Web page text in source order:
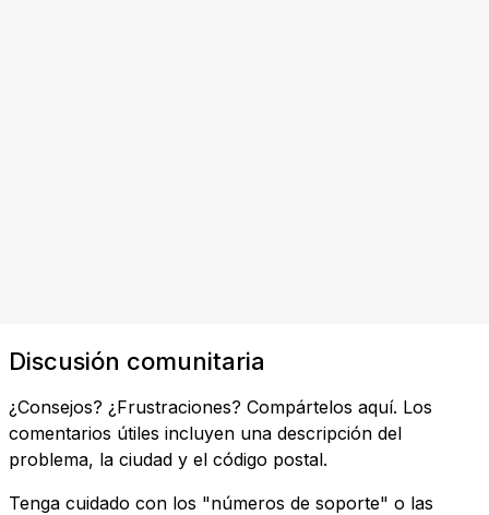
Discusión comunitaria
¿Consejos? ¿Frustraciones? Compártelos aquí. Los
comentarios útiles incluyen una descripción del
problema, la ciudad y el código postal.
Tenga cuidado con los "números de soporte" o las